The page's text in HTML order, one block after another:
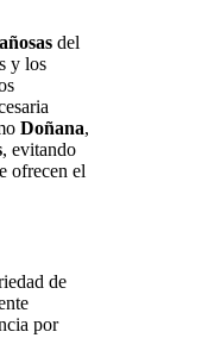
del
y los
Doñana,
, evitando
ofrecen el
de
por